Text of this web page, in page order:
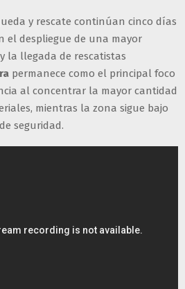
y rescate continúan cinco días
el despliegue de una mayor
y la llegada de rescatistas
permanece como el principal foco
al concentrar la mayor cantidad
mientras la zona sigue bajo
seguridad.